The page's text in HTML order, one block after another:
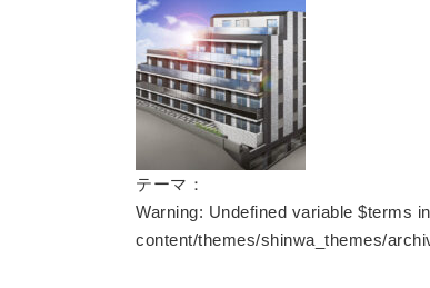
テーマ：
Warning: Undefined variable $terms in
content/themes/shinwa_themes/